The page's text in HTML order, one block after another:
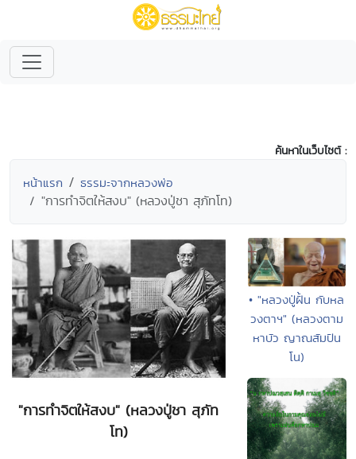
ค้นหาในเว็บไซต์ :
หน้าแรก ธรรมะจากหลวงพ่อ
"การทำจิตให้สงบ" (หลวงปู่ชา สุภัทโท)
"การทำจิตให้สงบ" (หลวงปู่ชา สุภัท
โท)
• "หลวงปู่ฝั้น กับหล
วงตาฯ" (หลวงตาม
หาบัว ญาณสัมปัน
โน)